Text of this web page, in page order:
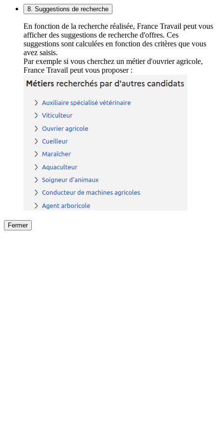
8. Suggestions de recherche
En fonction de la recherche réalisée, France Travail peut vous
afficher des suggestions de recherche d'offres. Ces
suggestions sont calculées en fonction des critères que vous
avez saisis.
Par exemple si vous cherchez un métier d'ouvrier agricole,
France Travail peut vous proposer :
Fermer